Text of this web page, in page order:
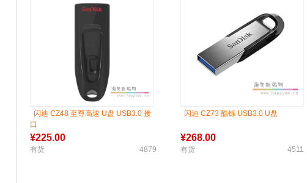
闪迪 CZ48 至尊高速 U盘 USB3.0 接
口
¥225.00
有货 4879
闪迪 CZ73 酷铄 USB3.0 U盘
¥268.00
有货 4511